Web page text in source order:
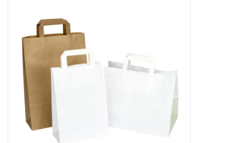
Articles à remplir
Boîtes
Fleurs & deco
Cabas
Nouveautés 2026